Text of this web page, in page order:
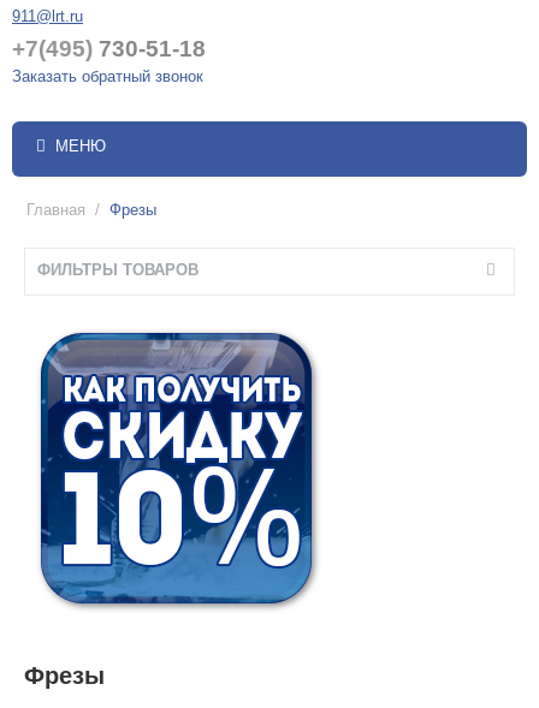
911@lrt.ru
+7(495) 730-51-18
Заказать обратный звонок
МЕНЮ
Главная / Фрезы
ФИЛЬТРЫ ТОВАРОВ
Фрезы